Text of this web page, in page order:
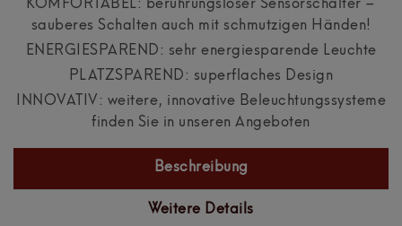
KOMFORTABEL: berührungsloser Sensorschalter –
sauberes Schalten auch mit schmutzigen Händen!
ENERGIESPAREND: sehr energiesparende Leuchte
PLATZSPAREND: superflaches Design
INNOVATIV: weitere, innovative Beleuchtungssysteme
finden Sie in unseren Angeboten
Beschreibung
Weitere Details